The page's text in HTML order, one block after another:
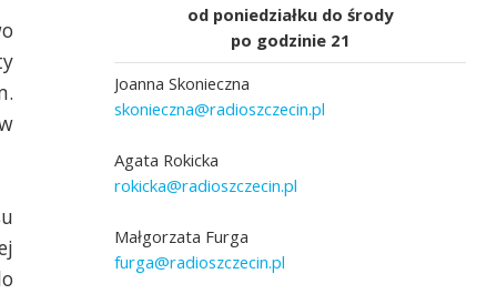
Szczecin] Fot. Marcin Kokolus [Radio Szczecin]
od poniedziałku do środy
po godzinie 21
Joanna Skonieczna
skonieczna@radioszczecin.pl
Agata Rokicka
rokicka@radioszczecin.pl
Małgorzata Furga
furga@radioszczecin.pl